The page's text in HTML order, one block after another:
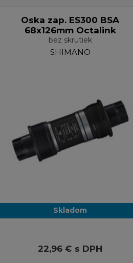
Oska zap. ES300 BSA
68x126mm Octalink
bez skrutiek
SHIMANO
Skladom
22,96 € s DPH